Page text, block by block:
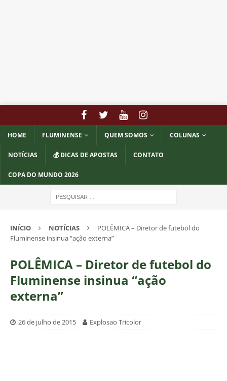
HOME FLUMINENSE QUEM SOMOS COLUNAS
NOTÍCIAS 💰 DICAS DE APOSTAS CONTATO
COPA DO MUNDO 2026
INÍCIO NOTÍCIAS
POLÊMICA – Diretor de futebol do
Fluminense insinua “ação externa”
POLÊMICA – Diretor de futebol do
Fluminense insinua “ação
externa”
26 de julho de 2015 Explosao Tricolor